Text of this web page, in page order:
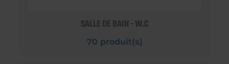
SALLE DE BAIN - W.C
70 produit(s)